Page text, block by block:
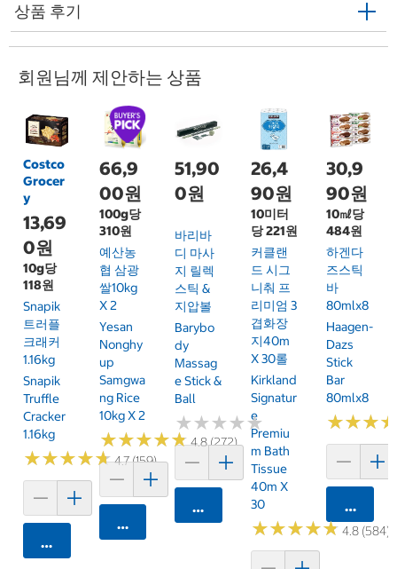
상품 후기
회원님께 제안하는 상품
Costco
Grocer
y
13,69
0원
10g당
118원
Snapik
트러플
크래커
1.16kg
Snapik
Truffle
Cracker
1.16kg
★★★★★
★★★★★4.7 (159)
카트에 담기
66,9
00원
100g당
310원
예산농
협 삼광
쌀10kg
X 2
Yesan
Nonghy
Up
Samgwa
Ng Rice
10kg X 2
★★★★★
★★★★★4.8 (272)
카트에 담기
51,90
0원
바리바
디 마사
지 릴렉
스틱 &
지압볼
Barybo
Dy
Massag
E Stick &
Ball
★★★★★
★★★★★
카트에 담기
26,4
90원
10미터
당 221원
커클랜
드 시그
니춰 프
리미엄 3
겹화장
지40m
X 30롤
Kirkland
Signatur
E
Premiu
M Bath
Tissue
40m X
30
★★★★★
★★★★★4.8 (584)
30,9
90원
10㎖당
484원
하겐다
즈스틱
바
80mlx8
Haagen-
Dazs
Stick
Bar
80mlx8
★★★
★★★
카트에